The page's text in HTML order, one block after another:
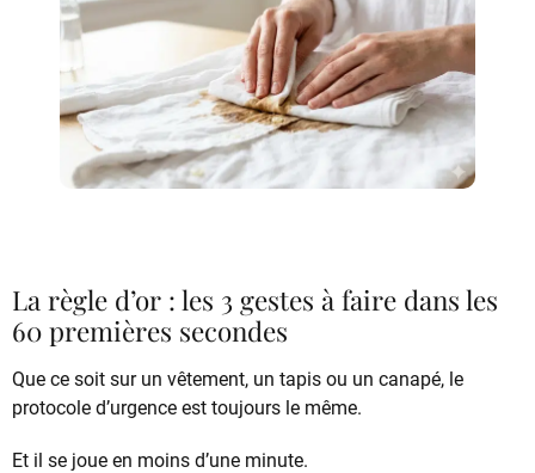
La règle d’or : les 3 gestes à faire dans les
60 premières secondes
Que ce soit sur un vêtement, un tapis ou un canapé, le
protocole d’urgence est toujours le même.
Et il se joue en moins d’une minute.